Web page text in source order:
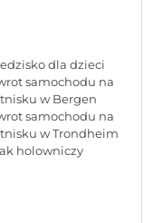
dla dzieci
samochodu na
w Bergen
samochodu na
w Trondheim
holowniczy